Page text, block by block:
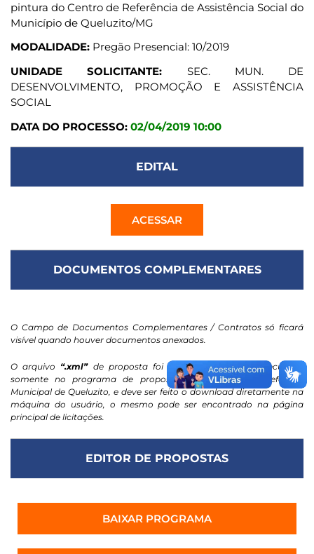
pintura do Centro de Referência de Assistência Social do
Município de Queluzito/MG
MODALIDADE: Pregão Presencial: 10/2019
UNIDADE SOLICITANTE: SEC. MUN. DE
DESENVOLVIMENTO, PROMOÇÃO E ASSISTÊNCIA
SOCIAL
DATA DO PROCESSO: 02/04/2019 10:00
EDITAL
ACESSAR
DOCUMENTOS COMPLEMENTARES
O Campo de Documentos Complementares / Contratos só ficará
visível quando houver documentos anexados.
O arquivo “.xml”de proposta foi projetado para ser executado
somente no programa de propostas eletrônicas da Prefeitura
Municipal de Queluzito, e deve ser feito o download diretamente na
máquina do usuário, o mesmo pode ser encontrado na página
principal de licitações.
EDITOR DE PROPOSTAS
BAIXAR PROGRAMA